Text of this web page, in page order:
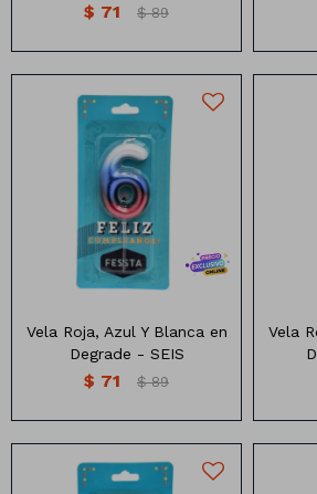
$ 71 $ 89
Vela Roja, Azul Y Blanca en
Degrade - SEIS
$ 71 $ 89
Vela